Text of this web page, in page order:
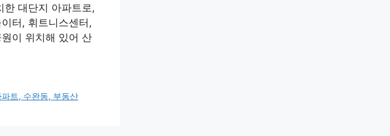
한 대단지 아파트로,
터, 휘트니스센터,
이 위치해 있어 산
트, 수완동, 부동산